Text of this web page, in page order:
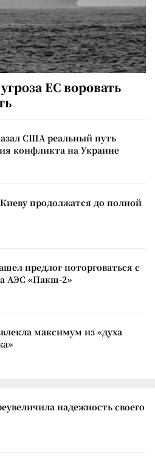
ЕС воровать
США реальный путь
конфликта на Украине
продолжатся до полной
предлог поторговаться с
АЭС «Пакш-2»
максимум из «духа
надежность своего